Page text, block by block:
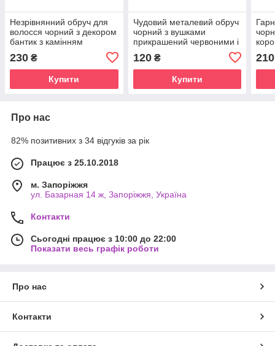
Незрівнянний обруч для
волосся чорний з декором
бантик з камінням
230 ₴
Купити
Чудовий металевий обруч
чорний з вушками
прикрашений червоними і
120₴
Купити
210
Про нас
82% позитивних з 34 відгуків за рік
Працює з 25.10.2018
м. Запоріжжя
ул. Базарная 14 ж, Запоріжжя, Україна
Контакти
Сьогодні працює з 10:00 до 22:00
Показати весь графік роботи
Про нас
Контакти